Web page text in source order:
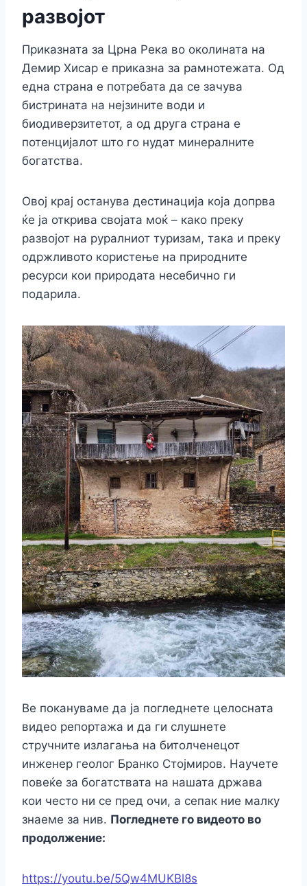
развојот
Приказната за Црна Река во околината на
Демир Хисар е приказна за рамнотежата. Од
една страна е потребата да се зачува
бистрината на нејзините води и
биодиверзитетот, а од друга страна е
потенцијалот што го нудат минералните
богатства.
Овој крај останува дестинација која допрва
ќе ја открива својата моќ – како преку
развојот на руралниот туризам, така и преку
одржливото користење на природните
ресурси кои природата несебично ги
подарила.
Ве покануваме да ја погледнете целосната
видео репортажа и да ги слушнете
стручните излагања на битолченецот
инженер геолог Бранко Стојмиров. Научете
повеќе за богатствата на нашата држава
кои често ни се пред очи, а сепак ние малку
знаеме за нив. Погледнете го видеото во
продолжение:
https://youtu.be/5Qw4MUKBl8s